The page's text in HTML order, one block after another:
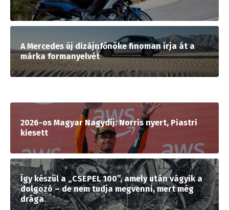
A Mercedes új dizájnfőnöke finoman írja át a
márka formanyelvét
2026-os Magyar Nagydíj: Norris nyert, Piastri
kiesett
Így készül a „CSEPEL 100”, amely után vágyik a
dolgozó – de nem tudja megvenni, mert még
drága